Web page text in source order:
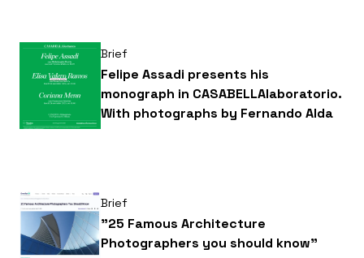
alda
Brief
Felipe Assadi presents his
monograph in CASABELLAlaboratorio.
With photographs by Fernando Alda
Brief
"25 Famous Architecture
Photographers you should know"